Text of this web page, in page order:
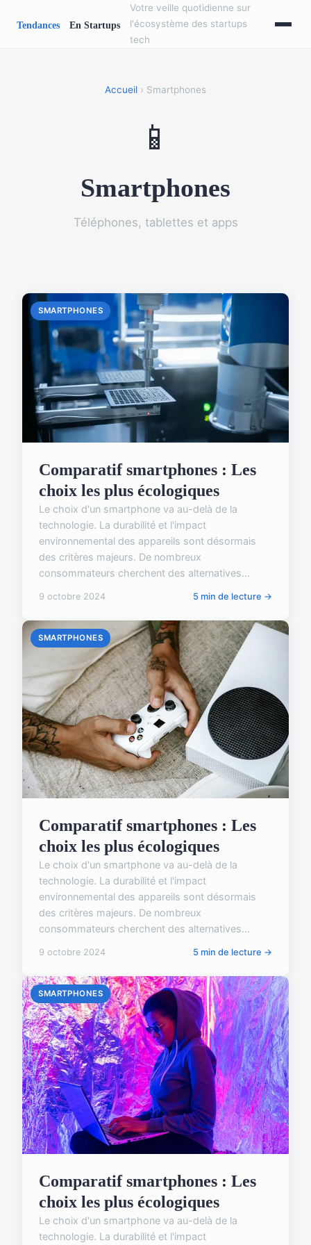
Votre veille quotidienne sur
l'écosystème des startups
tech
Accueil › Smartphones
📱
Smartphones
Téléphones, tablettes et apps
SMARTPHONES
Comparatif smartphones : Les
choix les plus écologiques
Le choix d'un smartphone va au-delà de la
technologie. La durabilité et l'impact
environnemental des appareils sont désormais
des critères majeurs. De nombreux
consommateurs cherchent des alternatives...
9 octobre 2024 5 min de lecture →
SMARTPHONES
Comparatif smartphones : Les
choix les plus écologiques
Le choix d'un smartphone va au-delà de la
technologie. La durabilité et l'impact
environnemental des appareils sont désormais
des critères majeurs. De nombreux
consommateurs cherchent des alternatives...
9 octobre 2024 5 min de lecture →
SMARTPHONES
Comparatif smartphones : Les
choix les plus écologiques
Le choix d'un smartphone va au-delà de la
technologie. La durabilité et l'impact